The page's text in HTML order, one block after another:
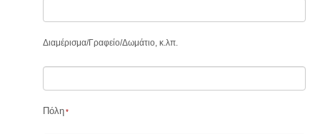
Διαμέρισμα/Γραφείο/Δωμάτιο, κ.λπ.
Πόλη